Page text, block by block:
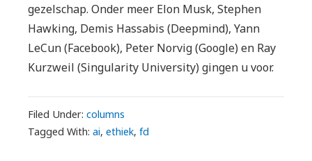
gezelschap. Onder meer Elon Musk, Stephen
Hawking, Demis Hassabis (Deepmind), Yann
LeCun (Facebook), Peter Norvig (Google) en Ray
Kurzweil (Singularity University) gingen u voor.
Filed Under: columns
Tagged With: ai, ethiek, fd